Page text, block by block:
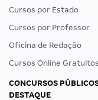
Cursos por Estado
Cursos por Professor
Oficina de Redação
Cursos Online Gratuitos
CONCURSOS
DESTAQUE